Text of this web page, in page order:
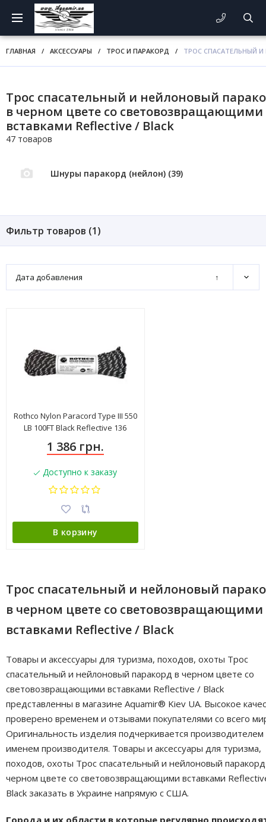
ГЛАВНАЯ / АКСЕССУАРЫ / ТРОС И ПАРАКОРД / ТРОС СПАСАТЕЛЬНЫЙ И
Трос спасательный и нейлоновый
в черном цвете со световозвращающими
вставками Reflective / Black
47 товаров
Шнуры паракорд (нейлон) (39)
Фильтр товаров (1)
Дата добавления ↑
Rothco Nylon Paracord Type III 550
LB 100FT Black Reflective 136
1 386 грн.
Доступно к заказу
В корзину
Трос спасательный и нейлоновый
в черном цвете со световозвращающими
вставками Reflective / Black
Товары и аксессуары для туризма, походов, охоты Трос
спасательный и нейлоновый паракорд в черном цвете со
световозвращающими вставками Reflective / Black
представленны в магазине Aquamir® Kiev UA. Высокое
проверено временем и отзывами покупателями со всего
Оригинальность изделия подчеркивается производителем
именем производителя. Товары и аксессуары для туризма,
походов, охоты Трос спасательный и нейлоновый
черном цвете со световозвращающими вставками
Black заказать в Украине напрямую с США.
Города и их области в которые регулярно